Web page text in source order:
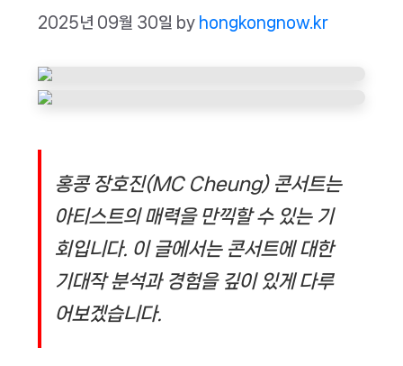
2025년 09월 30일 by hongkongnow.kr
홍콩 장호진(MC Cheung) 콘서트는
아티스트의 매력을 만끽할 수 있는 기
회입니다. 이 글에서는 콘서트에 대한
기대작 분석과 경험을 깊이 있게 다루
어보겠습니다.